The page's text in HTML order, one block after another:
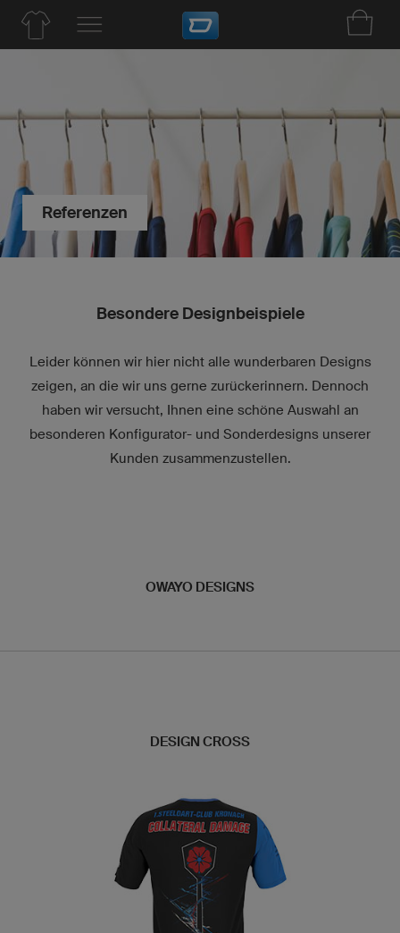
Referenzen
Besondere Designbeispiele
Leider können wir hier nicht alle wunderbaren Designs
zeigen, an die wir uns gerne zurückerinnern. Dennoch
haben wir versucht, Ihnen eine schöne Auswahl an
besonderen Konfigurator- und Sonderdesigns unserer
Kunden zusammenzustellen.
OWAYO DESIGNS
DESIGN CROSS